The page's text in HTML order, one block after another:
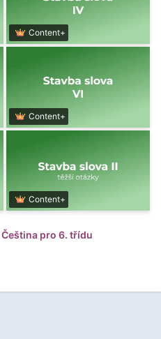
Content+
Content+
Content+
Čeština pro 6. třídu